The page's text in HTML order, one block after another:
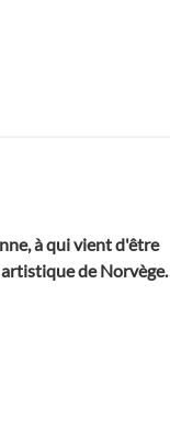
à qui vient d'être
de Norvège.